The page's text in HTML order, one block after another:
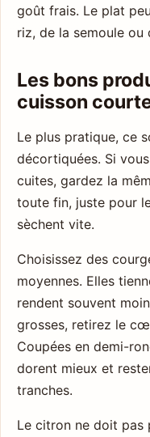
goût frais. Le plat
riz, de la semoule ou
Les bons
cuisson
Le plus pratique, ce
décortiquées. Si
cuites, gardez la
toute fin, juste pour
sèchent vite.
Choisissez des
moyennes. Elles
rendent souvent
grosses, retirez le
Coupées en demi-
dorent mieux et
tranches.
Le citron ne doit pas